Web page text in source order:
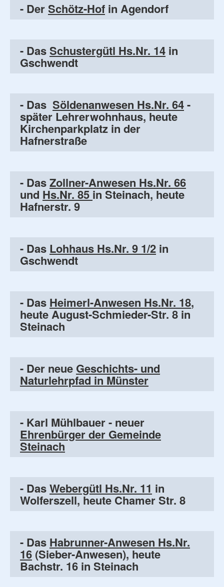
- DerSchötz-Hof in Agendorf
- DasSchustergütl Hs.Nr. 14 in
Gschwendt
- Das Söldenanwesen Hs.Nr. 64-
später Lehrerwohnhaus, heute
Kirchenparkplatz in der
Hafnerstraße
- DasZollner-Anwesen Hs.Nr. 66
und Hs.Nr. 85in Steinach, heute
Hafnerstr. 9
- Das Lohhaus Hs.Nr. 9 1/2 in
Gschwendt
- Das Heimerl-Anwesen Hs.Nr. 18,
heute August-Schmieder-Str. 8 in
Steinach
- Der neue Geschichts- und
Naturlehrpfad in Münster
- Karl Mühlbauer - neuer
Ehrenbürger der Gemeinde
Steinach
- DasWebergütl Hs.Nr. 11 in
Wolferszell, heute Chamer Str. 8
- Das Habrunner-Anwesen Hs.Nr.
16 (Sieber-Anwesen), heute
Bachstr. 16 in Steinach